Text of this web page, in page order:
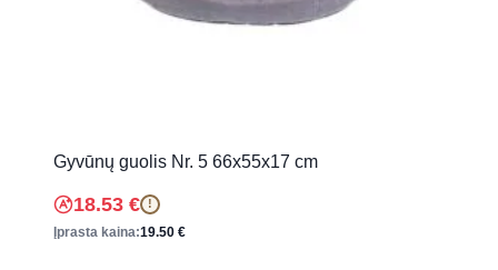
Gyvūnų guolis Nr. 5 66x55x17 cm
18.53 € !
Įprasta kaina:19.50 €